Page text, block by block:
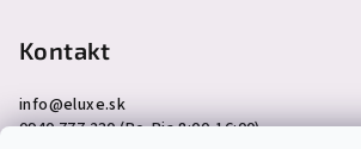
Kontakt
info@eluxe.sk
0940 777 230 (Po-Pia 8:00-16:00)